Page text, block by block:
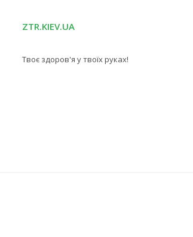
ZTR.KIEV.UA
Твоє здоров'я у твоїх руках!